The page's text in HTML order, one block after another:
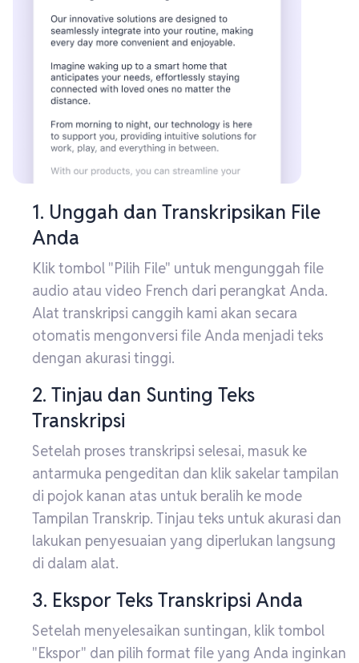
1. Unggah dan Transkripsikan File
Anda
Klik tombol "Pilih File" untuk mengunggah file
audio atau video French dari perangkat Anda.
Alat transkripsi canggih kami akan secara
otomatis mengonversi file Anda menjadi teks
dengan akurasi tinggi.
2. Tinjau dan Sunting Teks
Transkripsi
Setelah proses transkripsi selesai, masuk ke
antarmuka pengeditan dan klik sakelar tampilan
di pojok kanan atas untuk beralih ke mode
Tampilan Transkrip. Tinjau teks untuk akurasi dan
lakukan penyesuaian yang diperlukan langsung
di dalam alat.
3. Ekspor Teks Transkripsi Anda
Setelah menyelesaikan suntingan, klik tombol
"Ekspor" dan pilih format file yang Anda inginkan